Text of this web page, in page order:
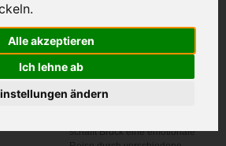
Alle akzeptieren
Ich lehne ab
ändern
Bernd Manfred Brücks neueste
CD "Das Musical: Ach, das Leben"
ist eine eindrucksvolle Sammlung
Höhen und Tiefen des
schafft Brück eine emotionale